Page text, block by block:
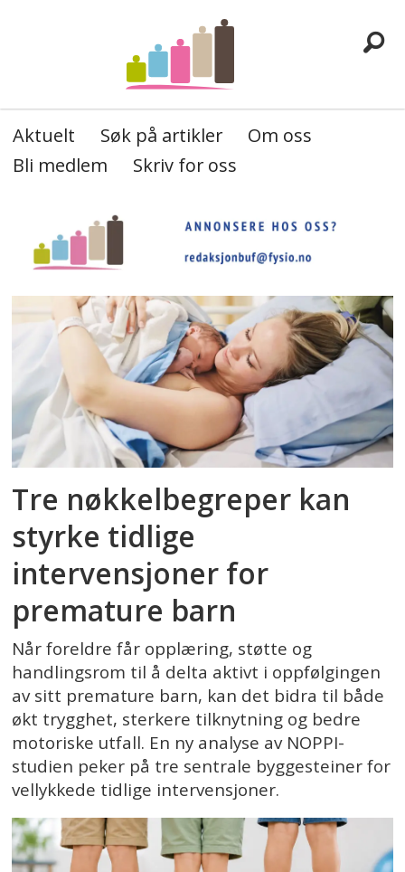
Aktuelt Søk på artikler
Om oss
Bli medlem
Skriv for oss
Tre nøkkelbegreper kan
styrke tidlige
intervensjoner for
premature barn
Når foreldre får opplæring, støtte og
handlingsrom til å delta aktivt i oppfølgingen
av sitt premature barn, kan det bidra til både
økt trygghet, sterkere tilknytning og bedre
motoriske utfall. En ny analyse av NOPPI-
studien peker på tre sentrale byggesteiner for
vellykkede tidlige intervensjoner.